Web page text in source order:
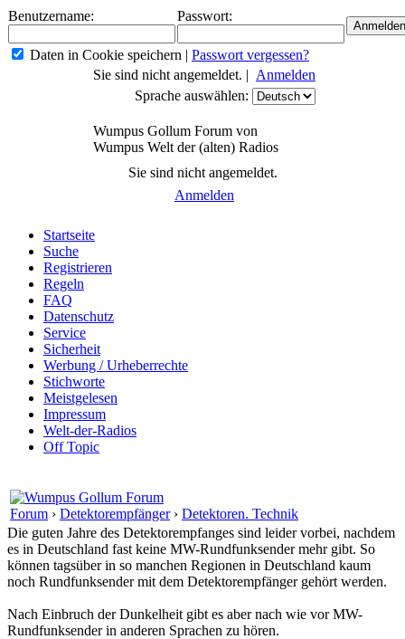
Benutzername: Passwort:
Daten in Cookie speichern | Passwort vergessen?
Sie sind nicht angemeldet. | Anmelden
Sprache auswählen:
Wumpus Gollum Forum von
Wumpus Welt der (alten) Radios
Sie sind nicht angemeldet.
Anmelden
Startseite
Suche
Registrieren
Regeln
FAQ
Datenschutz
Service
Sicherheit
Werbung / Urheberrechte
Stichworte
Meistgelesen
Impressum
Welt-der-Radios
Off Topic
Forum › Detektorempfänger› Detektoren. Technik
Die guten Jahre des Detektorempfanges sind leider vorbei, nachdem
es in Deutschland fast keine MW-Rundfunksender mehr gibt. So
können tagsüber in so manchen Regionen in Deutschland kaum
noch Rundfunksender mit dem Detektorempfänger gehört werden.
Nach Einbruch der Dunkelheit gibt es aber nach wie vor MW-
Rundfunksender in anderen Sprachen zu hören.